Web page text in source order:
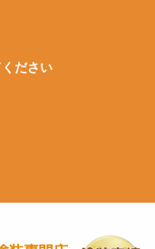
ださい